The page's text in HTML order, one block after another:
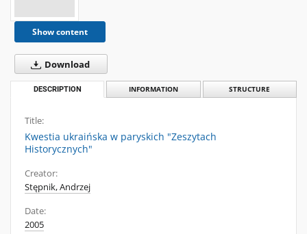
Show content
Download
DESCRIPTION INFORMATION STRUCTURE
Title:
Kwestia ukraińska w paryskich "Zeszytach
Historycznych"
Creator:
Stępnik, Andrzej
Date:
2005